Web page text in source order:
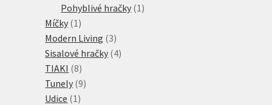
produkty
Pohyblivé hračky 1 1
Míčky 1 1
produkt
Modern Living 33
produkty
Sisalové hračky 44
TIAKI 88
produktů
Tunely 99
Udice 1 1